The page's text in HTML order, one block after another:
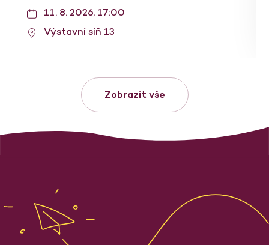
11. 8. 2026, 17:00
Výstavní síň 13
Zobrazit vše